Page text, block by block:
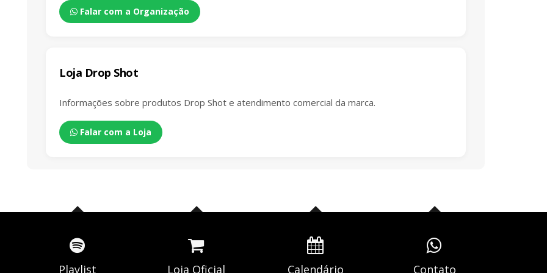
Falar com a Organização
Loja Drop Shot
Informações sobre produtos Drop Shot e atendimento comercial da marca.
Falar com a Loja
Playlist Loja Oficial Calendário Contato